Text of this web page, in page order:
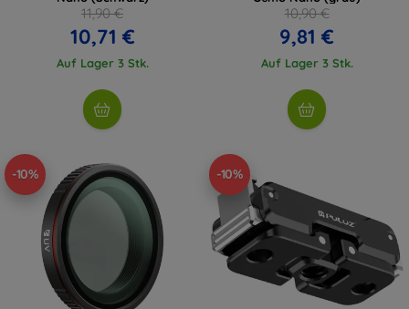
11,90 €
10,71 €
Auf Lager 3 Stk.
10,90 €
9,81 €
Auf Lager 3 Stk.
-10% -10%